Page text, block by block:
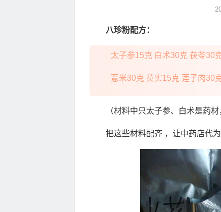
八珍粉配方：
太子参15克 白术30克 茯苓30
薏米30克 芡实15克 莲子肉30
（材料中只太子参、白术是药材
把这些材料配齐 ，让中药店代